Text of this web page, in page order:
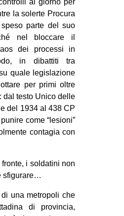
la solerte Procura
parte del suo
nel bloccare il
dei processi in
in dibattiti tra
quale legislazione
per primi oltre
dal testo Unico delle
del 1934 al 438 CP
come “lesioni”
contagia con
i soldatini non
sfigurare…
una metropoli che
di provincia,